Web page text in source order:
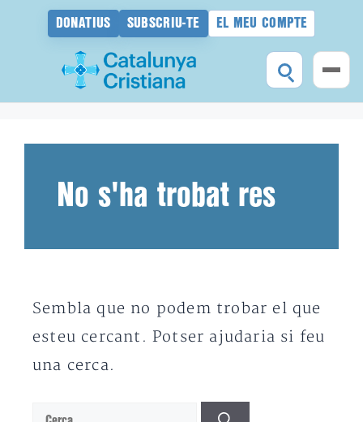
DONATIUS SUBSCRIU-TE EL MEU COMPTE
No s'ha trobat res
Sembla que no podem trobar el que
esteu cercant. Potser ajudaria si feu
una cerca.
Cerca: